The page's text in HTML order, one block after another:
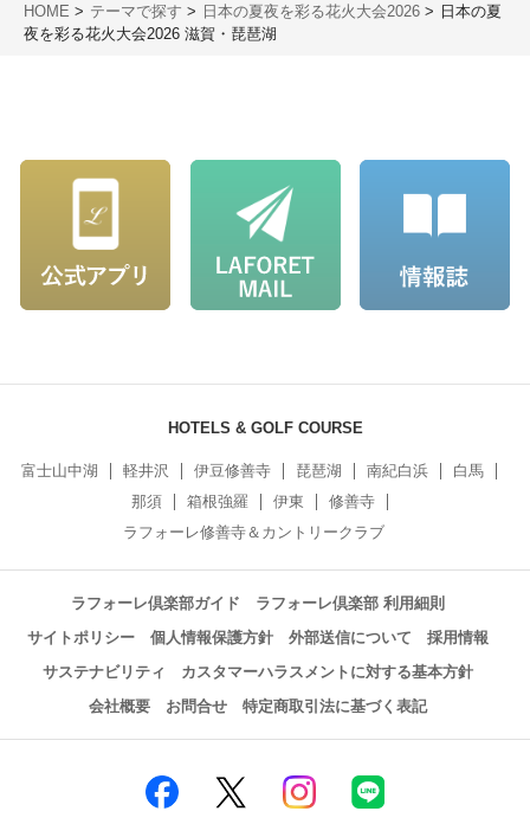
HOME テーマで探す 日本の夏夜を彩る花火大会2026
日本の夏
夜を彩る花火大会2026 滋賀・琵琶湖
HOTELS & GOLF COURSE
富士山中湖 軽井沢 伊豆修善寺 琵琶湖 南紀白浜
白馬
那須
箱根強羅 伊東
修善寺
ラフォーレ修善寺＆カントリークラブ
ラフォーレ倶楽部ガイド
ラフォーレ倶楽部 利用細則
サイトポリシー
個人情報保護方針 外部送信について
採用情報
サステナビリティ
カスタマーハラスメントに対する基本方針
会社概要
お問合せ 特定商取引法に基づく表記